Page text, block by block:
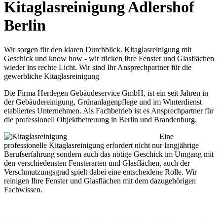
Kitaglasreinigung Adlershof
Berlin
Wir sorgen für den klaren Durchblick. Kitaglasreinigung mit
Geschick und know how - wir rücken Ihre Fenster und Glasflächen
wieder ins rechte Licht. Wir sind Ihr Ansprechpartner für die
gewerbliche Kitaglasreinigung
Die Firma Herdegen Gebäudeservice GmbH, ist ein seit Jahren in
der Gebäudereinigung, Grünanlagenpflege und im Winterdienst
etabliertes Unternehmen. Als Fachbetrieb ist es Ansprechpartner für
die professionell Objektbetreuung in Berlin und Brandenburg.
Eine
professionelle Kitaglasreinigung erfordert nicht nur langjährige
Berufserfahrung sondern auch das nötige Geschick im Umgang mit
den verschiedensten Fensterarten und Glasflächen, auch der
Verschmutzungsgrad spielt dabei eine entscheidene Rolle. Wir
reinigen Ihre Fenster und Glasflächen mit dem dazugehörigen
Fachwissen.